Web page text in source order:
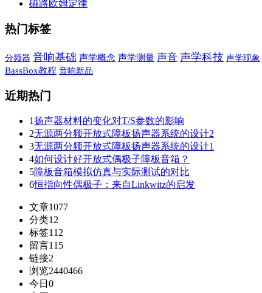
磁路欧姆定律
热门标签
分频器 音响基础 声学概念 声学测量 声音 声学科技 声学现象
BassBox教程 音响新品
近期热门
1扬声器材料的变化对T/S参数的影响
2无源两分频开放式障板扬声器系统的设计2
3无源两分频开放式障板扬声器系统的设计1
4如何设计好开放式偶极子障板音箱？
5障板音箱模拟仿真与实际测试的对比
6恒指向性偶极子：来自Linkwitz的启发
文章1077
分类12
标签112
留言115
链接2
浏览2440466
今日 0